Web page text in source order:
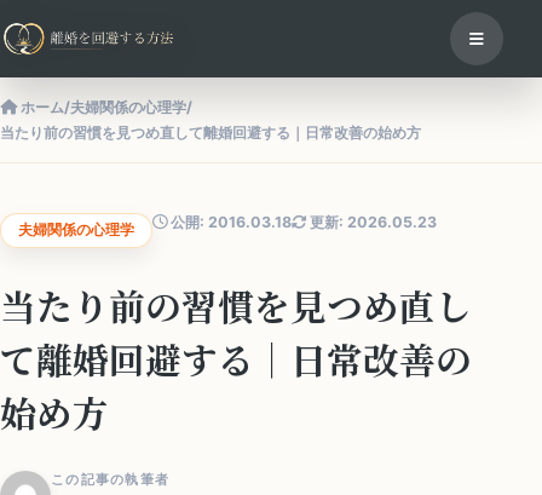
ホーム/夫婦関係の心理学/
当たり前の習慣を見つめ直して離婚回避する｜日常改善の始め方
夫婦関係の心理学 公開: 2016.03.18 更新: 2026.05.23
当たり前の習慣を見つめ直し
て離婚回避する｜日常改善の
始め方
この記事の執筆者